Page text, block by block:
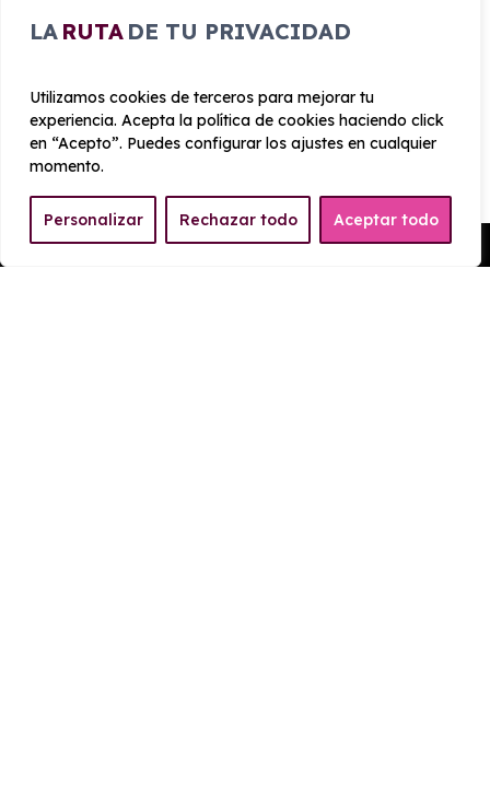
LA RUTA DE TU PRIVACIDAD
Utilizamos cookies de terceros para mejorar tu
experiencia. Acepta la política de cookies haciendo click
en “Acepto”. Puedes configurar los ajustes en cualquier
momento.
Personalizar Rechazar todo Aceptar todo
Emisiones
23 g/km
Pedir Presupuesto